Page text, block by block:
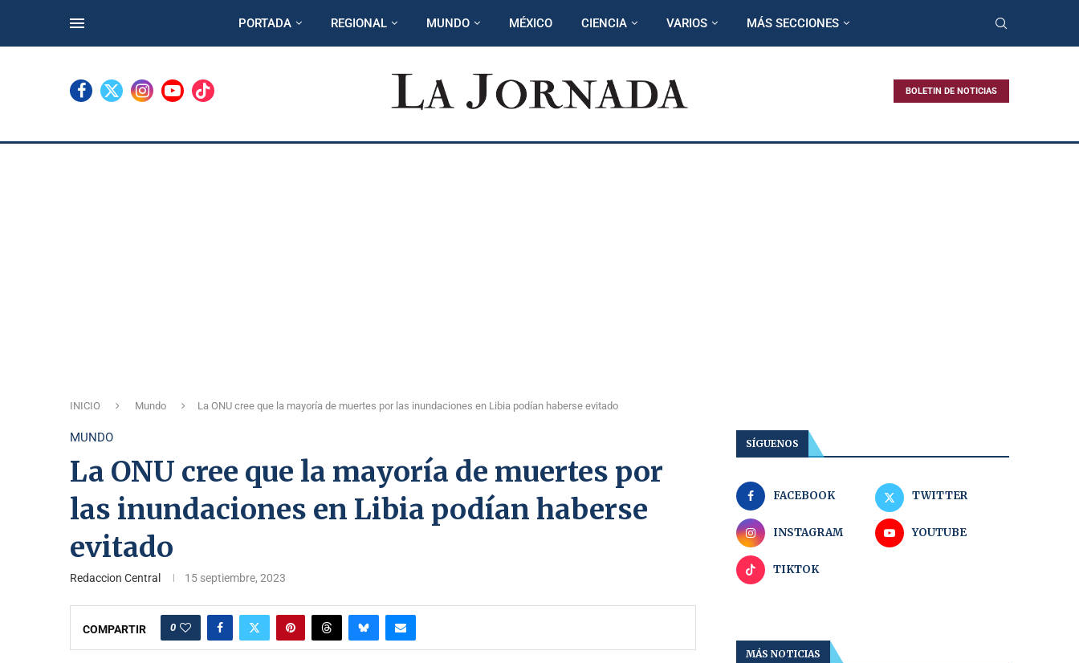
PORTADA REGIONAL MUNDO MÉXICO CIENCIA VARIOS MÁS SECCIONES
BOLETIN DE NOTICIAS
INICIO Mundo La ONU cree que la mayoría de muertes por las inundaciones en Libia podían haberse evitado
MUNDO
La ONU cree que la mayoría de muertes por
las inundaciones en Libia podían haberse
evitado
Redaccion Central 15 septiembre, 2023
COMPARTIR 0
SÍGUENOS
FACEBOOK TWITTER
INSTAGRAM YOUTUBE
TIKTOK
MÁS NOTICIAS